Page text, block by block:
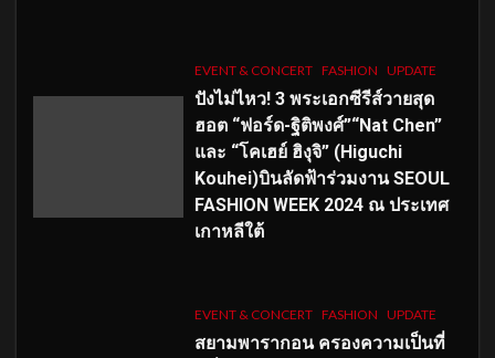
EVENT & CONCERT FASHION UPDATE
ปังไม่ไหว! 3 พระเอกซีรีส์วายสุด
ฮอต “ฟอร์ด-ฐิติพงศ์”“Nat Chen”
และ “โคเฮย์ ฮิงุจิ” (Higuchi
Kouhei)บินลัดฟ้าร่วมงาน SEOUL
FASHION WEEK 2024 ณ ประเทศ
เกาหลีใต้
EVENT & CONCERT FASHION UPDATE
สยามพารากอน ครองความเป็นที่